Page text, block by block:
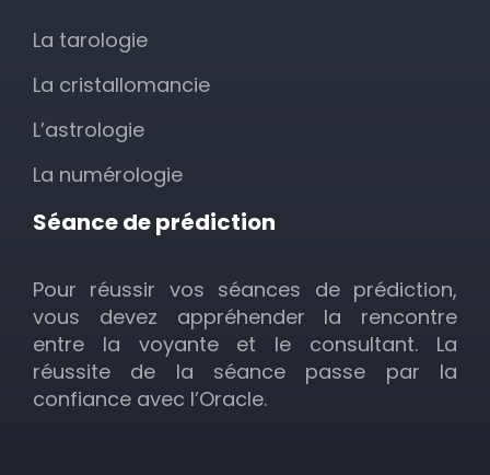
La tarologie
La cristallomancie
L’astrologie
La numérologie
Séance de prédiction
Pour réussir vos séances de prédiction,
vous devez appréhender la rencontre
entre la voyante et le consultant. La
réussite de la séance passe par la
confiance avec l’Oracle.